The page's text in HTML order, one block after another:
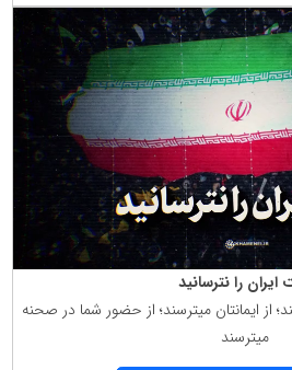
ایران را نترسانید
از ایمانتان میترسند؛ از حضور شما در صحنه
میترسند